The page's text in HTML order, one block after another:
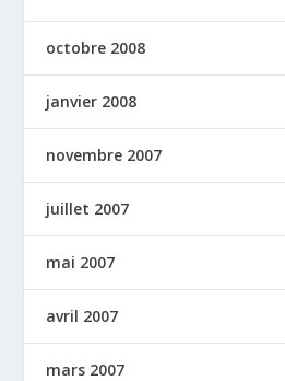
octobre 2008
janvier 2008
novembre 2007
juillet 2007
mai 2007
avril 2007
mars 2007